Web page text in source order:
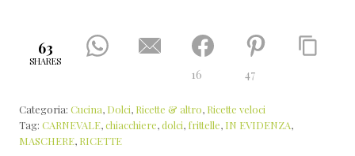
63
SHARES
16 47
Categoria: Cucina, Dolci, Ricette & altro, Ricette veloci
Tag: CARNEVALE,chiacchiere,dolci, frittelle, IN EVIDENZA,
MASCHERE, RICETTE